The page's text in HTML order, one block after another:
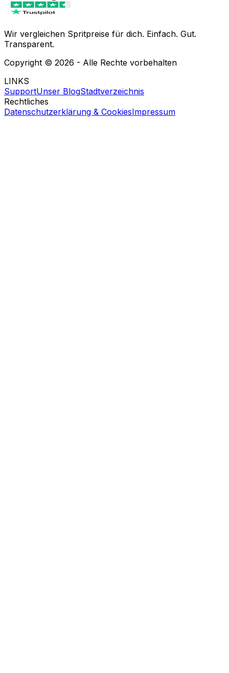
Wir vergleichen Spritpreise für dich. Einfach. Gut.
Transparent.
Copyright © 2026 - Alle Rechte vorbehalten
LINKS
SupportUnser BlogStadtverzeichnis
Rechtliches
Datenschutzerklärung & CookiesImpressum